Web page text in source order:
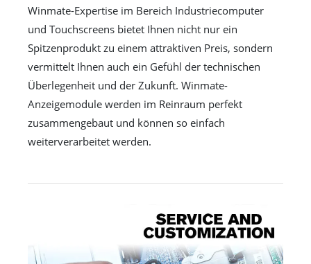
Winmate-Expertise im Bereich Industriecomputer
und Touchscreens bietet Ihnen nicht nur ein
Spitzenprodukt zu einem attraktiven Preis, sondern
vermittelt Ihnen auch ein Gefühl der technischen
Überlegenheit und der Zukunft. Winmate-
Anzeigemodule werden im Reinraum perfekt
zusammengebaut und können so einfach
weiterverarbeitet werden.